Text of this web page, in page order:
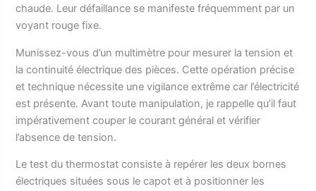
chaude. Leur défaillance se manifeste fréquemment par un
voyant rouge fixe.
Munissez-vous d’un multimètre pour mesurer la tension et
la continuité électrique des pièces. Cette opération précise
et technique nécessite une vigilance extrême car l’électricité
est présente. Avant toute manipulation, je rappelle qu’il faut
impérativement couper le courant général et vérifier
l’absence de tension.
Le test du thermostat consiste à repérer les deux bornes
électriques situées sous le capot et à positionner les